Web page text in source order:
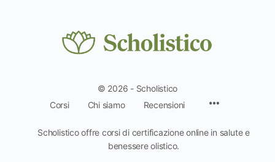
© 2026 - Scholistico
Corsi
Chi siamo Recensioni
Scholistico offre corsi di certificazione online in salute e
benessere olistico.